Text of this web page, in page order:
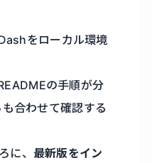
をローカル環境
の手順が分
合わせて確認する
に、 最新版をイン